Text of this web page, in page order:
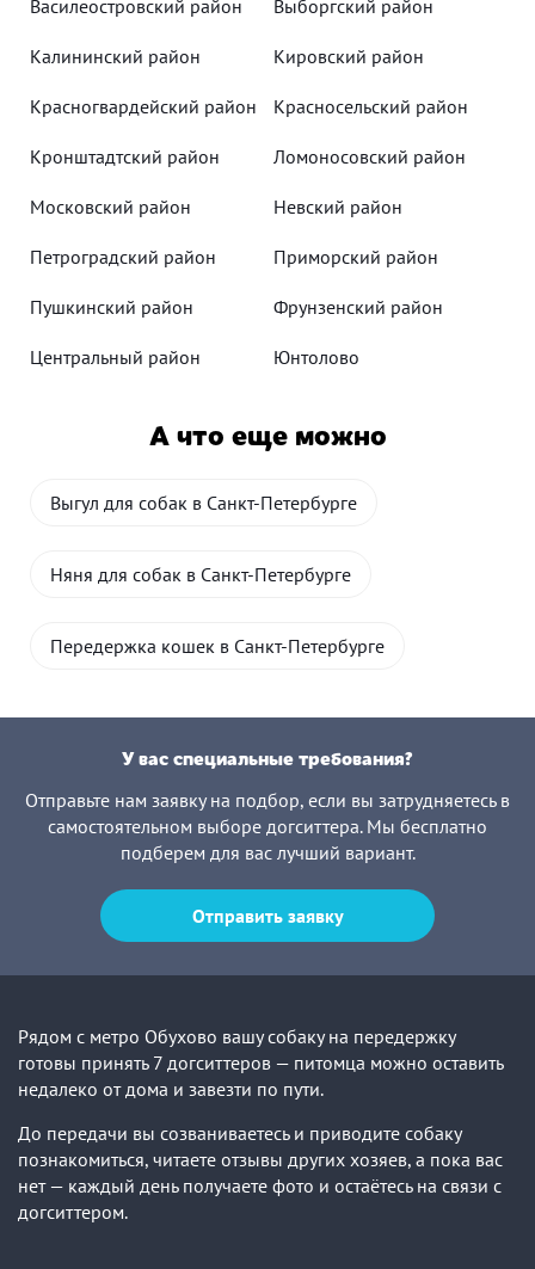
Василеостровский район Выборгский район
Калининский район Кировский район
Красногвардейский район Красносельский район
Кронштадтский район Ломоносовский район
Московский район Невский район
Петроградский район Приморский район
Пушкинский район Фрунзенский район
Центральный район Юнтолово
А что еще можно
Выгул для собак в Санкт-Петербурге
Няня для собак в Санкт-Петербурге
Передержка кошек в Санкт-Петербурге
У вас специальные требования?
Отправьте нам заявку на подбор, если вы затрудняетесь в
самостоятельном выборе догситтера. Мы бесплатно
подберем для вас лучший вариант.
Отправить заявку
Рядом с метро Обухово вашу собаку на передержку
готовы принять 7 догситтеров — питомца можно оставить
недалеко от дома и завезти по пути.
До передачи вы созваниваетесь и приводите собаку
познакомиться, читаете отзывы других хозяев, а пока вас
нет — каждый день получаете фото и остаётесь на связи с
догситтером.